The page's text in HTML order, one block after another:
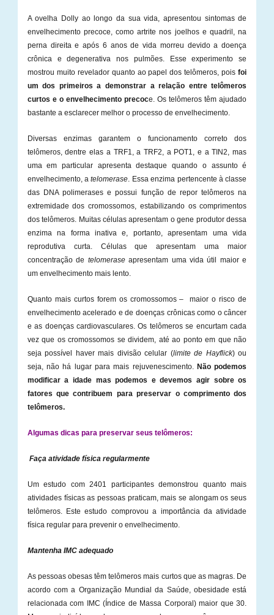
A ovelha Dolly ao longo da sua vida, apresentou sintomas de
envelhecimento precoce, como artrite nos joelhos e quadril, na
perna direita e após 6 anos de vida morreu devido a doença
crônica e degenerativa nos pulmões. Esse experimento se
mostrou muito revelador quanto ao papel dos telômeros, poisfoi
um dos primeiros a demonstrar a relação entre telômeros
curtos e o envelhecimento precoce. Os telômeros têm ajudado
bastante a esclarecer melhor o processo de envelhecimento.
Diversas enzimas garantem o funcionamento correto dos
telômeros, dentre elas a TRF1, a TRF2, a POT1, e a TIN2, mas
uma em particular apresenta destaque quando o assunto é
envelhecimento, atelomerase. Essa enzima pertencente à classe
das DNA polimerases e possui função de repor telômeros na
extremidade dos cromossomos, estabilizando os comprimentos
dos telômeros. Muitas células apresentam o gene produtor dessa
enzima na forma inativa e, portanto, apresentam uma vida
reprodutiva curta. Células que apresentam uma maior
concentração de telomeraseapresentam uma vida útil maior e
um envelhecimento mais lento.
Quanto mais curtos forem os cromossomos – maior o risco de
envelhecimento acelerado e de doenças crônicas como o câncer
e as doenças cardiovasculares. Os telômeros se encurtam cada
vez que os cromossomos se dividem, até ao ponto em que não
seja possível haver mais divisão celular (limite de Hayflick) ou
seja, não há lugar para mais rejuvenescimento. Não podemos
modificar a idade mas podemos e devemos agir sobre os
fatores que contribuem para preservar o comprimento dos
telômeros.
Algumas dicas para preservar seus telômeros:
Faça atividade física regularmente
Um estudo com 2401 participantes demonstrou quanto mais
atividades físicas as pessoas praticam, mais se alongam os seus
telômeros. Este estudo comprovou a importância da atividade
física regular para prevenir o envelhecimento.
Mantenha IMC adequado
As pessoas obesas têm telômeros mais curtos que as magras. De
acordo com a Organização Mundial da Saúde, obesidade está
relacionada com IMC (Índice de Massa Corporal) maior que 30.